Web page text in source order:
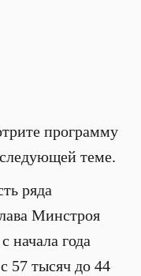
программу
теме.
ряда
Минстроя
начала года
57 тысяч до 44